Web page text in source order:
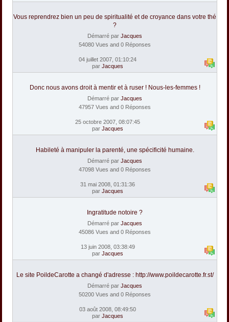
Vous reprendrez bien un peu de spiritualité et de croyance dans votre thé
?
Démarré par Jacques
54080 Vues and 0 Réponses
04 juillet 2007, 01:10:24
par Jacques
Donc nous avons droit à mentir et à ruser ! Nous-les-femmes !
Démarré par Jacques
47957 Vues and 0 Réponses
25 octobre 2007, 08:07:45
par Jacques
Habileté à manipuler la parenté, une spécificité humaine.
Démarré par Jacques
47098 Vues and 0 Réponses
31 mai 2008, 01:31:36
par Jacques
Ingratitude notoire ?
Démarré par Jacques
45086 Vues and 0 Réponses
13 juin 2008, 03:38:49
par Jacques
Le site PoildeCarotte a changé d'adresse : http://www.poildecarotte.fr.st/
Démarré par Jacques
50200 Vues and 0 Réponses
03 août 2008, 08:49:50
par Jacques